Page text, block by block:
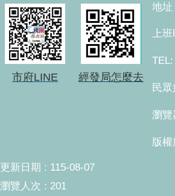
市府LINE 經發局怎麼去
地址
上
民
瀏覽
版
更新日期
115-08-07
瀏覽人次
201